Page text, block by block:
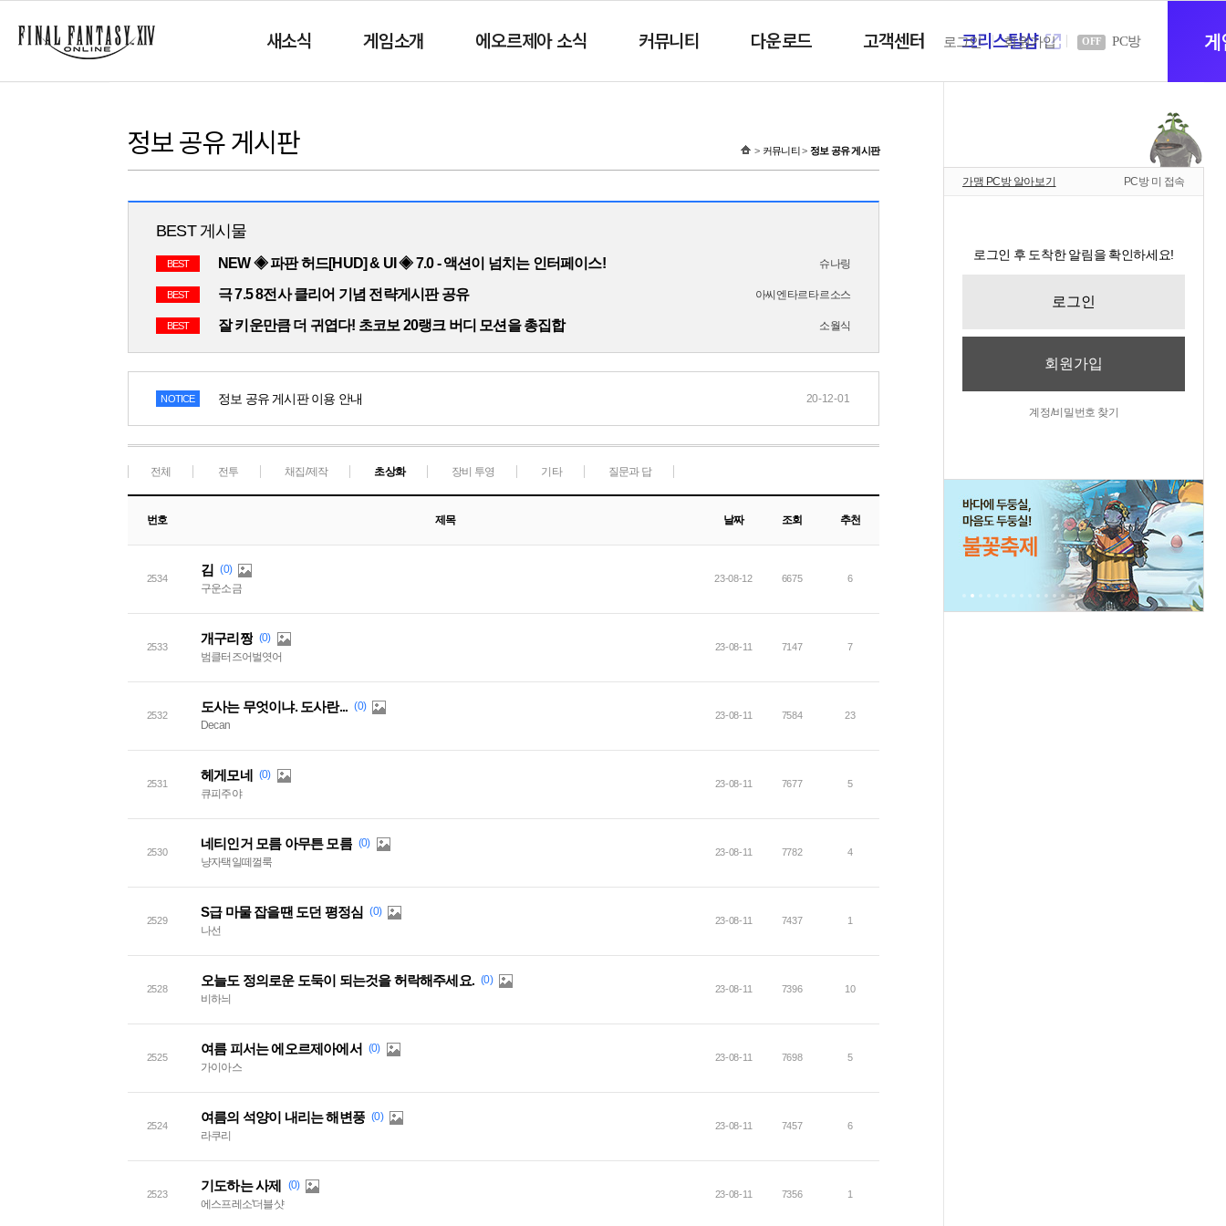
새소식 게임소개 에오르제아 소식 커뮤니티 다운로드 고객센터 크리스탈샵새
로그인 회원가입 OFF PC방
정보 공유 게시판 커뮤니티 정보 공유 게시판
BEST 게시물
BEST NEW ◈ 파판 허드[HUD] & UI ◈ 7.0 - 액션이 넘치는 인터페이스! 슈나링
BEST 극 7.5 8전사 클리어 기념 전략게시판 공유 아씨엔타르타르소스
BEST 잘 키운만큼 더 귀엽다! 초코보 20랭크 버디 모션을 총집합 소월식
NOTICE 정보 공유 게시판 이용 안내 20-12-01
전체 전투 채집/제작 초상화 장비 투영 기타 질문과 답
번호 제목 날짜 조회 추천
2534
김
(0)
구운소금
23-08-12 6675 6
2533
개구리짱 (0)
범클터즈어벌엿어
23-08-11 7147 7
2532
도사는 무엇이냐. 도사란... (0)
Decan
23-08-11 7584 23
2531
헤게모네 (0)
큐피주야
23-08-11 7677 5
2530
네티인거 모름 아무튼 모름 (0)
냥자택일떼껄룩
23-08-11 7782 4
2529
S급 마물 잡을땐 도던 평정심
(0)
나선
23-08-11 7437 1
2528
오늘도 정의로운 도둑이 되는것을 허락해주세요. (0)
비하늬
23-08-11 7396 10
2525
여름 피서는 에오르제아에서 (0)
가이아스
23-08-11 7698 5
2524
여름의 석양이 내리는 해변풍 (0)
라쿠리
23-08-11 7457 6
2523
기도하는 사제
(0)
에스프레소'더블샷
23-08-11 7356 1
가맹 PC방 알아보기 PC방 미 접속
로그인 후 도착한 알림을 확인하세요!
로그인
회원가입
계정/비밀번호 찾기